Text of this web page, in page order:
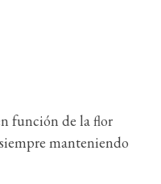
función de la flor
manteniendo